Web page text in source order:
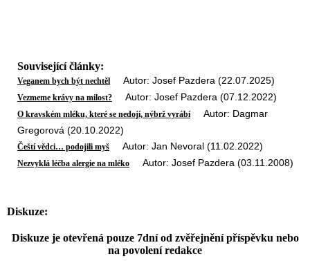
Související články:
Veganem bych být nechtěl Autor: Josef Pazdera (22.07.2025)
Vezmeme krávy na milost? Autor: Josef Pazdera (07.12.2022)
O kravském mléku, které se nedojí, nýbrž vyrábíAutor: Dagmar
Gregorová (20.10.2022)
Čeští vědci… podojili myš Autor: Jan Nevoral (11.02.2022)
Nezvyklá léčba alergie na mléko Autor: Josef Pazdera (03.11.2008)
Diskuze:
Diskuze je otevřená pouze 7dní od zvěřejnění příspěvku nebo
na povolení redakce